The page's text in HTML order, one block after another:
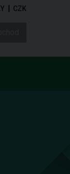
CZK